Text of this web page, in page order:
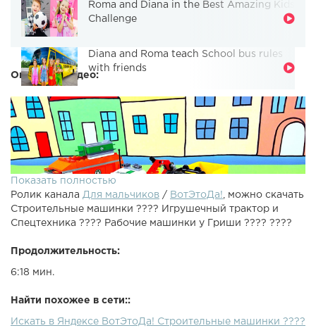
Roma and Diana in the Best Amazing Kids
Challenge
Diana and Roma teach School bus rules
with friends
Описание видео:
канале для деток "ВотЭтоДа!". Смотрите мультики про
мусоровоз лего, эвакуатор и игрушка бульдозер. Это
Показать полностью
Ролик канала Для мальчиков / ВотЭтоДа! , можно скачать
Строительные машинки ???? Игрушечный трактор и
Спецтехника ???? Рабочие машинки у Гриши ???? ????
Продолжительность:
6:18 мин.
Найти похожее в сети::
Искать в Яндексе ВотЭтоДа! Строительные машинки ????